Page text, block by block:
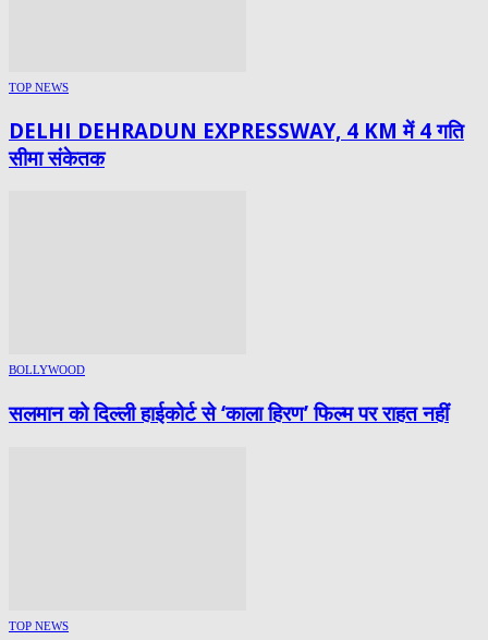
TOP NEWS
DELHI DEHRADUN EXPRESSWAY, 4 KM में 4 गति
सीमा संकेतक
BOLLYWOOD
सलमान को दिल्ली हाईकोर्ट से ‘काला हिरण’ फिल्म पर राहत नहीं
TOP NEWS